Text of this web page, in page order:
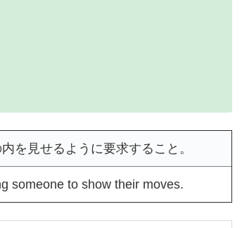
を見せるように要求すること。
someone to show their moves.